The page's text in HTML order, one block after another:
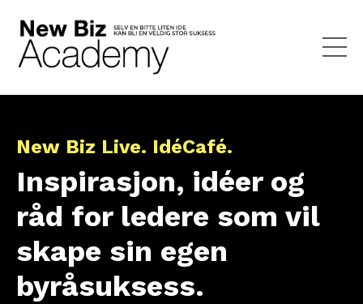
New Biz Live. IdéCafé.
Inspirasjon, idéer og
råd for ledere som vil
skape sin egen
byråsuksess.